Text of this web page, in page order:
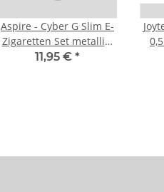
Aspire - Cyber G Slim E-
Zigaretten Set metallic-
dunkelblau
11,95 € *